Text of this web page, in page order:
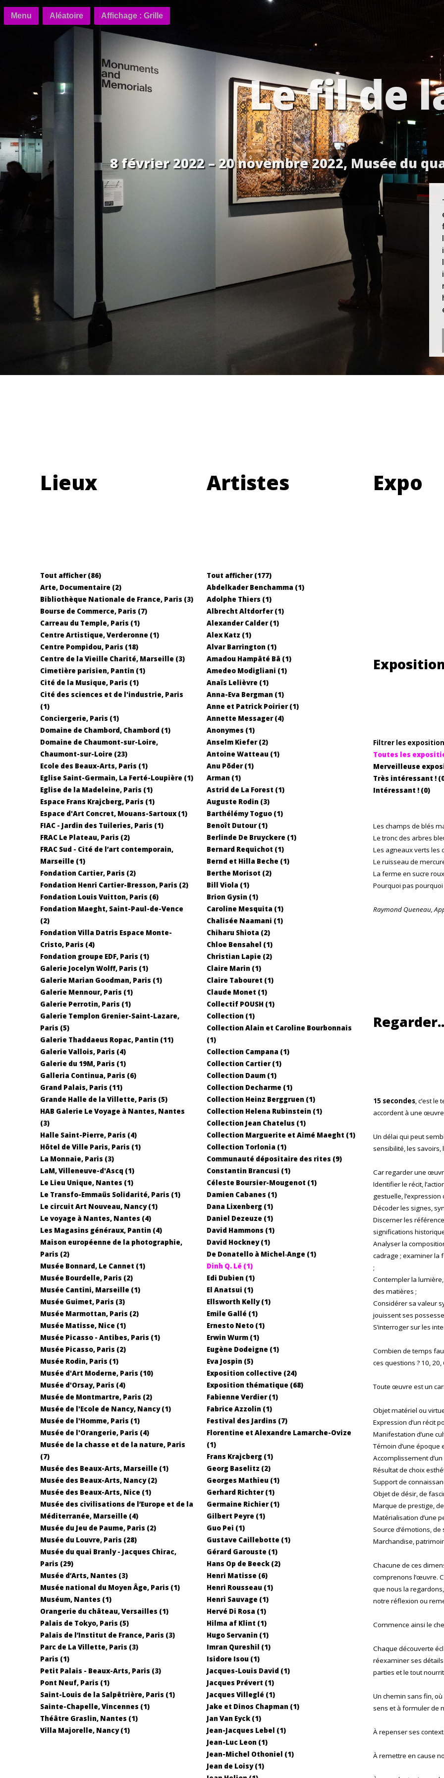
Le fil de
8 février 2022 – 20 novembre 2022, Musée du
Lieux
Tout afficher (86)
Arte, Documentaire (2)
Bibliothèque Nationale de France, Paris (3)
Bourse de Commerce, Paris (7)
Carreau du Temple, Paris (1)
Centre Artistique, Verderonne (1)
Centre Pompidou, Paris (18)
Centre de la Vieille Charité, Marseille (3)
Cimetière parisien, Pantin (1)
Cité de la Musique, Paris (1)
Cité des sciences et de l'industrie, Paris
(1)
Conciergerie, Paris (1)
Domaine de Chambord, Chambord (1)
Domaine de Chaumont-sur-Loire,
Chaumont-sur-Loire (23)
Ecole des Beaux-Arts, Paris (1)
Eglise Saint-Germain, La Ferté-Loupière (1)
Eglise de la Madeleine, Paris (1)
Espace Frans Krajcberg, Paris (1)
Espace d'Art Concret, Mouans-Sartoux (1)
FIAC - Jardin des Tuileries, Paris (1)
FRAC Le Plateau, Paris (2)
FRAC Sud - Cité de l’art contemporain,
Marseille (1)
Fondation Cartier, Paris (2)
Fondation Henri Cartier-Bresson, Paris (2)
Fondation Louis Vuitton, Paris (6)
Fondation Maeght, Saint-Paul-de-Vence
(2)
Fondation Villa Datris Espace Monte-
Cristo, Paris (4)
Fondation groupe EDF, Paris (1)
Galerie Jocelyn Wolff, Paris (1)
Galerie Marian Goodman, Paris (1)
Galerie Mennour, Paris (1)
Galerie Perrotin, Paris (1)
Galerie Templon Grenier-Saint-Lazare,
Paris (5)
Galerie Thaddaeus Ropac, Pantin (11)
Galerie Vallois, Paris (4)
Galerie du 19M, Paris (1)
Galleria Continua, Paris (6)
Grand Palais, Paris (11)
Grande Halle de la Villette, Paris (5)
HAB Galerie Le Voyage à Nantes, Nantes
(3)
Halle Saint-Pierre, Paris (4)
Hôtel de Ville Paris, Paris (1)
La Monnaie, Paris (3)
LaM, Villeneuve-d'Ascq (1)
Le Lieu Unique, Nantes (1)
Le Transfo-Emmaüs Solidarité, Paris (1)
Le circuit Art Nouveau, Nancy (1)
Le voyage à Nantes, Nantes (4)
Les Magasins généraux, Pantin (4)
Maison européenne de la photographie,
Paris (2)
Musée Bonnard, Le Cannet (1)
Musée Bourdelle, Paris (2)
Musée Cantini, Marseille (1)
Musée Guimet, Paris (3)
Musée Marmottan, Paris (2)
Musée Matisse, Nice (1)
Musée Picasso - Antibes, Paris (1)
Musée Picasso, Paris (2)
Musée Rodin, Paris (1)
Musée d'Art Moderne, Paris (10)
Musée d'Orsay, Paris (4)
Musée de Montmartre, Paris (2)
Musée de l'Ecole de Nancy, Nancy (1)
Musée de l'Homme, Paris (1)
Musée de l'Orangerie, Paris (4)
Musée de la chasse et de la nature, Paris
(7)
Musée des Beaux-Arts, Marseille (1)
Musée des Beaux-Arts, Nancy (2)
Musée des Beaux-Arts, Nice (1)
Musée des civilisations de l’Europe et de la
Méditerranée, Marseille (4)
Musée du Jeu de Paume, Paris (2)
Musée du Louvre, Paris (28)
Musée du quai Branly - Jacques Chirac,
Paris (29)
Musée d’Arts, Nantes (3)
Musée national du Moyen Âge, Paris (1)
Muséum, Nantes (1)
Orangerie du château, Versailles (1)
Palais de Tokyo, Paris (5)
Palais de l’Institut de France, Paris (3)
Parc de La Villette, Paris (3)
Paris (1)
Petit Palais - Beaux-Arts, Paris (3)
Pont Neuf, Paris (1)
Saint-Louis de la Salpêtrière, Paris (1)
Sainte-Chapelle, Vincennes (1)
Théâtre Graslin, Nantes (1)
Villa Majorelle, Nancy (1)
Artistes
Tout afficher (177)
Abdelkader Benchamma (1)
Adolphe Thiers (1)
Albrecht Altdorfer (1)
Alexander Calder (1)
Alex Katz (1)
Alvar Barrington (1)
Amadou Hampâté Bâ (1)
Amedeo Modigliani (1)
Anaïs Lelièvre (1)
Anna-Eva Bergman (1)
Anne et Patrick Poirier (1)
Annette Messager (4)
Anonymes (1)
Anselm Kiefer (2)
Antoine Watteau (1)
Anu Põder (1)
Arman (1)
Astrid de La Forest (1)
Auguste Rodin (3)
Barthélémy Toguo (1)
Benoît Dutour (1)
Berlinde De Bruyckere (1)
Bernard Requichot (1)
Bernd et Hilla Beche (1)
Berthe Morisot (2)
Bill Viola (1)
Brion Gysin (1)
Caroline Mesquita (1)
Chalisée Naamani (1)
Chiharu Shiota (2)
Chloe Bensahel (1)
Christian Lapie (2)
Claire Marin (1)
Claire Tabouret (1)
Claude Monet (1)
Collectif POUSH (1)
Collection (1)
Collection Alain et Caroline Bourbonnais
(1)
Collection Campana (1)
Collection Cartier (1)
Collection Daum (1)
Collection Decharme (1)
Collection Heinz Berggruen (1)
Collection Helena Rubinstein (1)
Collection Jean Chatelus (1)
Collection Marguerite et Aimé Maeght (1)
Collection Torlonia (1)
Communauté dépositaire des rites (9)
Constantin Brancusi (1)
Céleste Boursier-Mougenot (1)
Damien Cabanes (1)
Dana Lixenberg (1)
Daniel Dezeuze (1)
David Hammons (1)
David Hockney (1)
De Donatello à Michel‐Ange (1)
Dinh Q. Lé (1)
Edi Dubien (1)
El Anatsui (1)
Ellsworth Kelly (1)
Emile Gallé (1)
Ernesto Neto (1)
Erwin Wurm (1)
Eugène Dodeigne (1)
Eva Jospin (5)
Exposition collective (24)
Exposition thématique (68)
Fabienne Verdier (1)
Fabrice Azzolin (1)
Festival des Jardins (7)
Florentine et Alexandre Lamarche-Ovize
(1)
Frans Krajcberg (1)
Georg Baselitz (2)
Georges Mathieu (1)
Gerhard Richter (1)
Germaine Richier (1)
Gilbert Peyre (1)
Guo Pei (1)
Gustave Caillebotte (1)
Gérard Garouste (1)
Hans Op de Beeck (2)
Henri Matisse (6)
Henri Rousseau (1)
Henri Sauvage (1)
Hervé Di Rosa (1)
Hilma af Klint (1)
Hugo Servanin (1)
Imran Qureshil (1)
Isidore Isou (1)
Jacques-Louis David (1)
Jacques Prévert (1)
Jacques Villeglé (1)
Jake et Dinos Chapman (1)
Jan Van Eyck (1)
Jean-Jacques Lebel (1)
Jean-Luc Leon (1)
Jean-Michel Othoniel (1)
Jean de Loisy (1)
Expo
Filtrer les
Toutes les
Merveilleuse
Très intéressant !
Intéressant ! (0)
Les champs de blés
Le tronc des arbres
Les agneaux verts les
Le ruisseau de
La ferme en sucre
Pourquoi pas
Raymond Queneau,
15 secondes, c’est le
accordent à une
Un délai qui peut
sensibilité, les savoirs,
Car regarder une
Identifier le récit,
gestuelle,
Décoder les signes,
Discerner les
significations
Analyser la
cadrage ; examiner la
;
Contempler la
des matières ;
Considérer sa valeur
jouissent ses
S’interroger sur les
Combien de temps
ces questions ? 10,
Toute œuvre est un
Objet matériel ou
Expression d’un récit
Manifestation d’une
Témoin d’une époque
Accomplissement
Résultat de choix
Support de
Objet de désir, de
Marque de prestige,
Matérialisation d’une
Source d’émotions, de
Marchandise,
Chacune de ces
comprenons l’œuvre.
que nous la
notre réflexion ou
Commence ainsi le
Chaque découverte
réexaminer ses
parties et le tout
Un chemin sans fin,
sens et à formuler de
À repenser ses
À remettre en cause
Menu Aléatoire Affichage : Grille